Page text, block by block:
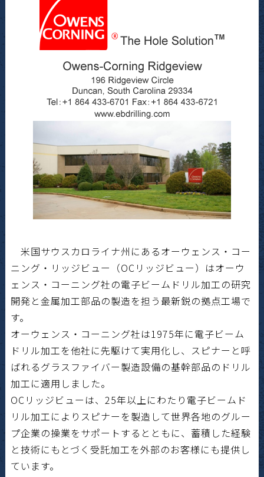
米国サウスカロライナ州にあるオーウェンス・コー
ニング・リッジビュー（OCリッジビュー）はオーウ
ェンス・コーニング社の電子ビームドリル加工の研究
開発と金属加工部品の製造を担う最新鋭の拠点工場で
す。
オーウェンス・コーニング社は1975年に電子ビーム
ドリル加工を他社に先駆けて実用化し、スピナーと呼
ばれるグラスファイバー製造設備の基幹部品のドリル
加工に適用しました。
OCリッジビューは、25年以上にわたり電子ビームド
リル加工によりスピナーを製造して世界各地のグルー
プ企業の操業をサポートするとともに、蓄積した経験
と技術にもとづく受託加工を外部のお客様にも提供し
ています。